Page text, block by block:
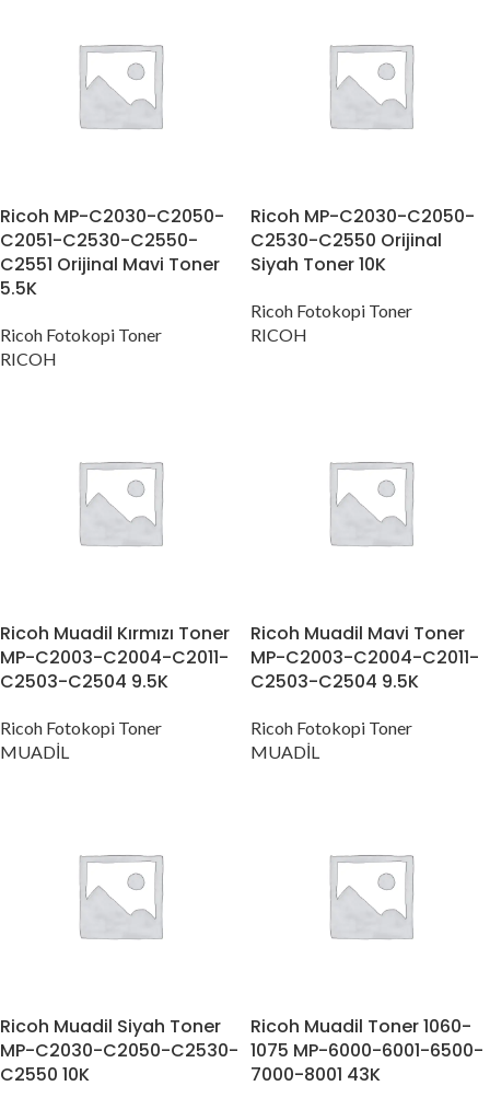
Ricoh MP-C2030-C2050-
C2051-C2530-C2550-
C2551 Orijinal Mavi Toner
5.5K
Ricoh Fotokopi Toner
RICOH
Ricoh MP-C2030-C2050-
C2530-C2550 Orijinal
Siyah Toner 10K
Ricoh Fotokopi Toner
RICOH
Ricoh Muadil Kırmızı Toner
MP-C2003-C2004-C2011-
C2503-C2504 9.5K
Ricoh Fotokopi Toner
MUADİL
Ricoh Muadil Mavi Toner
MP-C2003-C2004-C2011-
C2503-C2504 9.5K
Ricoh Fotokopi Toner
MUADİL
Ricoh Muadil Siyah Toner
MP-C2030-C2050-C2530-
C2550 10K
Ricoh Muadil Toner 1060-
1075 MP-6000-6001-6500-
7000-8001 43K